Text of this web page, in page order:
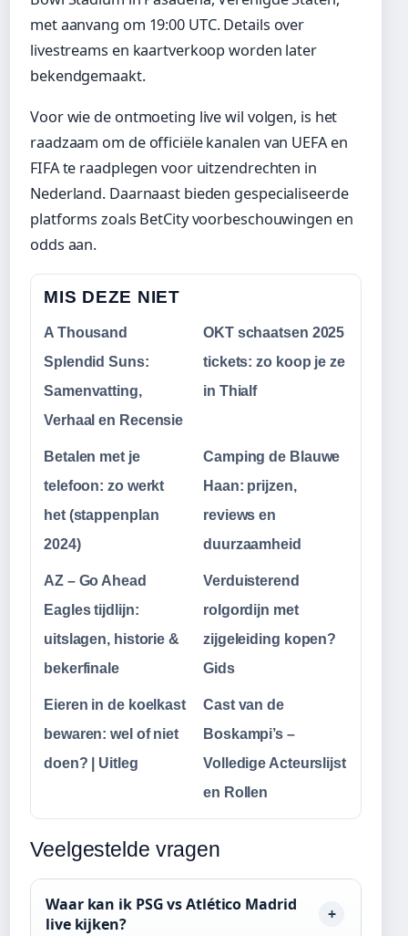
met aanvang om 19:00 UTC. Details over
livestreams en kaartverkoop worden later
bekendgemaakt.
Voor wie de ontmoeting live wil volgen, is het
raadzaam om de officiële kanalen van UEFA en
FIFA te raadplegen voor uitzendrechten in
Nederland. Daarnaast bieden gespecialiseerde
platforms zoals BetCity voorbeschouwingen en
odds aan.
MIS DEZE NIET
A Thousand
Splendid Suns:
Samenvatting,
Verhaal en Recensie
OKT schaatsen 2025
tickets: zo koop je ze
in Thialf
Betalen met je
telefoon: zo werkt
het (stappenplan
2024)
Camping de Blauwe
Haan: prijzen,
reviews en
duurzaamheid
AZ – Go Ahead
Eagles tijdlijn:
uitslagen, historie &
bekerfinale
Verduisterend
rolgordijn met
zijgeleiding kopen?
Gids
Eieren in de koelkast
bewaren: wel of niet
doen? | Uitleg
Cast van de
Boskampi’s –
Volledige Acteurslijst
en Rollen
Veelgestelde vragen
Waar kan ik PSG vs Atlético Madrid
live kijken?